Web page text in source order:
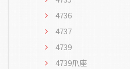
4736
4737
4739
4739爪座